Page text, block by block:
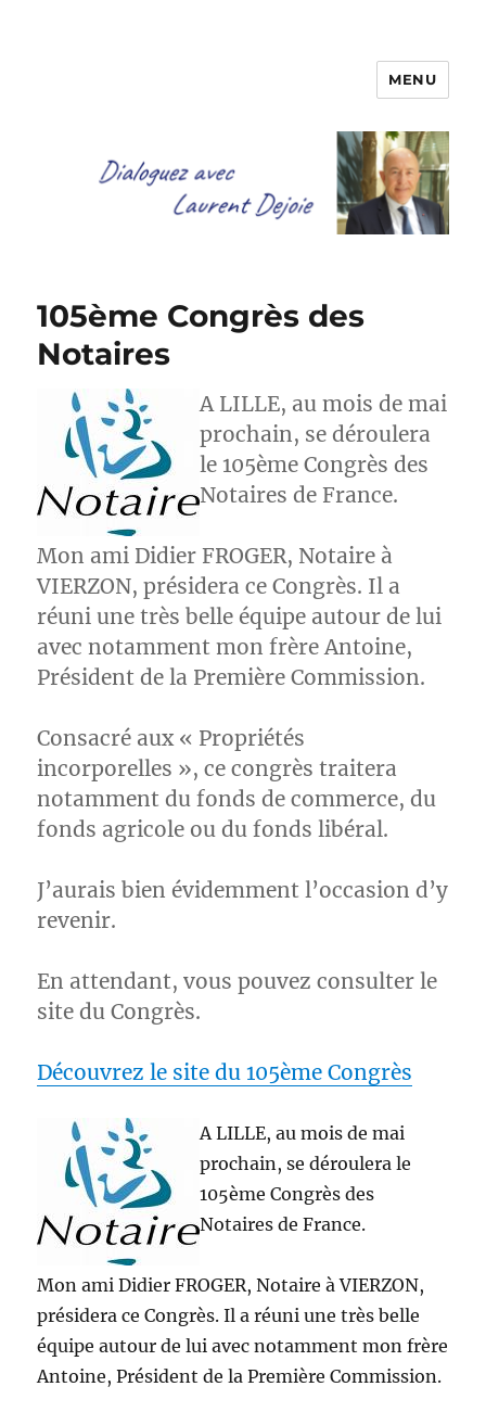
Dialoguez avec Laurent Dejoie
MENU
105ème Congrès des
Notaires
A LILLE, au mois de mai
prochain, se déroulera
le 105ème Congrès des
Notaires de France.
Mon ami Didier FROGER, Notaire à
VIERZON, présidera ce Congrès. Il a
réuni une très belle équipe autour de lui
avec notamment mon frère Antoine,
Président de la Première Commission.
Consacré aux « Propriétés
incorporelles », ce congrès traitera
notamment du fonds de commerce, du
fonds agricole ou du fonds libéral.
J’aurais bien évidemment l’occasion d’y
revenir.
En attendant, vous pouvez consulter le
site du Congrès.
Découvrez le site du 105ème Congrès
A LILLE, au mois de mai
prochain, se déroulera le
105ème Congrès des
Notaires de France.
Mon ami Didier FROGER, Notaire à VIERZON,
présidera ce Congrès. Il a réuni une très belle
équipe autour de lui avec notamment mon frère
Antoine, Président de la Première Commission.